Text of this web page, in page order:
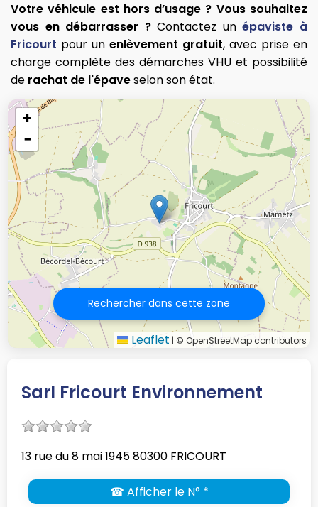
Votre véhicule est hors d’usage ? Vous souhaitez
vous en débarrasser ?Contactez unépaviste à
Fricourt pour un enlèvement gratuit, avec prise en
charge complète des démarches VHU et possibilité
de rachat de l'épaveselon son état.
Rechercher dans cette zone
+
−
Leaflet | © OpenStreetMap contributors
Sarl Fricourt Environnement
13 rue du 8 mai 1945 80300 FRICOURT
☎ Afficher le N° *